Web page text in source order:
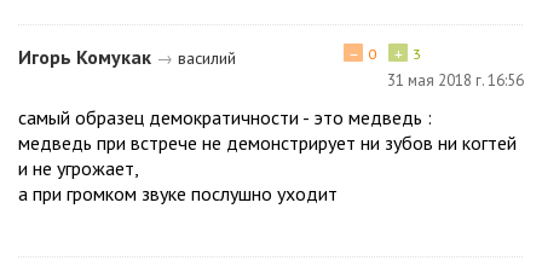
Игорь Комукак → василий + 3
− 0
31 мая 2018 г. 16:56
самый образец демократичности - это медведь :
медведь при встрече не демонстрирует ни зубов ни когтей
и не угрожает,
а при громком звуке послушно уходит